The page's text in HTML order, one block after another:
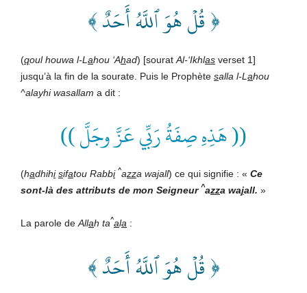
﴿ قُلۡ هُوَ ٱللَّهُ أَحَدٌ ﴾
(qoul houwa l-L ahou ‘Ahad) [sourat Al-‘Ikhlas verset 1]
jusqu’à la fin de la sourate. Puis le Prophète salla l-L ahou
^alayhi wasallam a dit :
(( هَذِهِ صِفَةُ رَبِّي عَزَّ وجَلَّ ))
(hadhihi sifatou Rabbi ^azza wajall) ce qui signifie : « Ce
sont-là des attributs de mon Seigneur ^azza wajall. »
La parole de Allah ta^ala :
﴿ قُلۡ هُوَ ٱللَّهُ أَحَدٌ ﴾